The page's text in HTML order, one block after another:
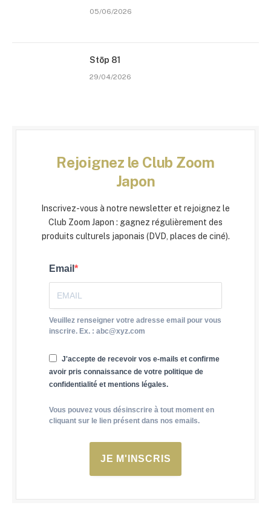
05/06/2026
Stōp 81
29/04/2026
Rejoignez le Club Zoom
Japon
Inscrivez-vous à notre newsletter et rejoignez le
Club Zoom Japon : gagnez régulièrement des
produits culturels japonais (DVD, places de ciné).
Email
Veuillez renseigner votre adresse email pour vous
inscrire. Ex. : abc@xyz.com
J'accepte de recevoir vos e-mails et confirme
avoir pris connaissance de votre politique de
confidentialité et mentions légales.
Vous pouvez vous désinscrire à tout moment en
cliquant sur le lien présent dans nos emails.
JE M'INSCRIS